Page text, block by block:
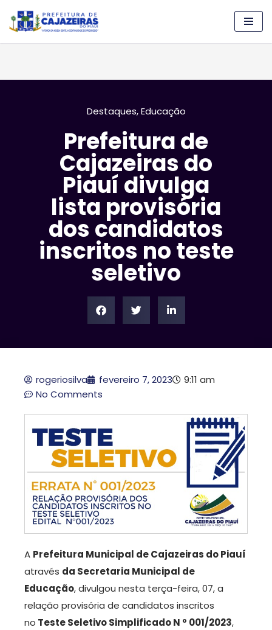
Pular
para
Destaques,Educação
Prefeitura de
Cajazeiras do
Piauí divulga
lista provisória
dos candidatos
inscritos no teste
seletivo
rogeriosilva fevereiro 7, 2023
9:11 am
No Comments
A Prefeitura Municipal de Cajazeiras do Piauí
através da Secretaria Municipal de
Educação, divulgou nesta terça-feira, 07, a
relação provisória de candidatos inscritos
no Teste Seletivo Simplificado N º 001/2023,